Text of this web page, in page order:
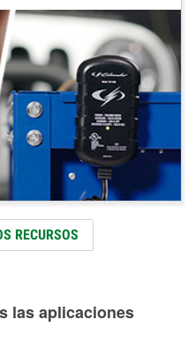
RECURSOS
las aplicaciones